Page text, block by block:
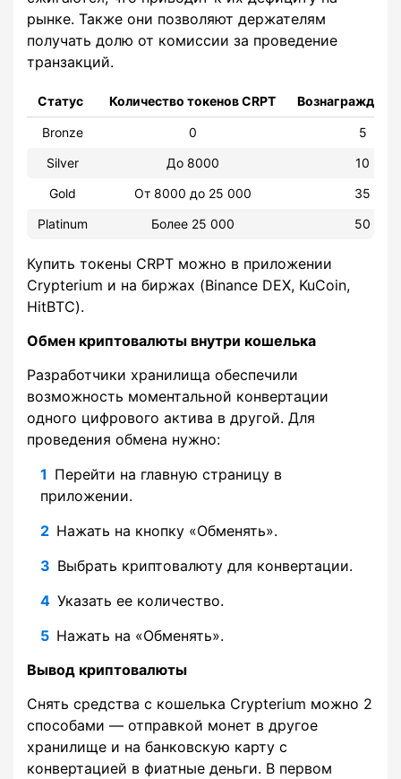
рынке. Также они позволяют держателям
получать долю от комиссии за проведение
транзакций.
Статус Количество токенов CRPT
Bronze 0
5
Silver
До 8000
10
Gold
От 8000 до 25 000
35
Platinum
Более 25 000 50
Купить токены CRPT можно в приложении
Crypterium и на биржах (Binance DEX, KuCoin,
HitBTC).
Обмен криптовалюты внутри кошелька
Разработчики хранилища обеспечили
возможность моментальной конвертации
одного цифрового актива в другой. Для
проведения обмена нужно:
Перейти на главную страницу в
приложении.
Нажать на кнопку «Обменять».
Выбрать криптовалюту для конвертации.
Указать ее количество.
Нажать на «Обменять».
Вывод криптовалюты
Снять средства с кошелька Crypterium можно 2
способами — отправкой монет в другое
хранилище и на банковскую карту с
конвертацией в фиатные деньги. В первом